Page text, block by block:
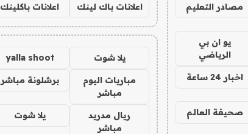
مصادر التعليم
يو ان بي
الرياضي
اخبار 24 ساعة
صحيفة العالم
اعلانات باك لينك اعلانات باكلينك
يلا شوت yalla shoot
مباريات اليوم
مباشر
برشلونة مباشر
ريال مدريد
مباشر
يلا شوت